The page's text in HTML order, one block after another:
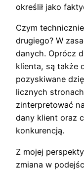
określił jako
Czym
drugiego? W
danych. Oprócz
klienta, są także
pozyskiwane
licznych
zinterpretować
dany klient oraz
konkurencją.
Z mojej
zmiana w